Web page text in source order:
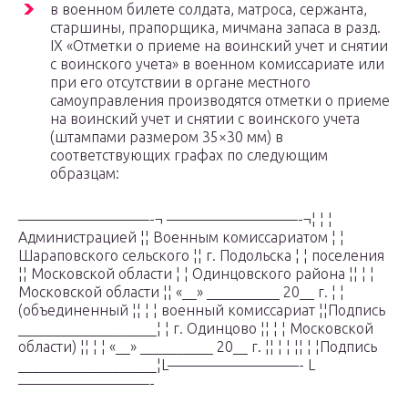
в военном билете солдата, матроса, сержанта,
старшины, прапорщика, мичмана запаса в разд.
IX «Отметки о приеме на воинский учет и снятии
с воинского учета» в военном комиссариате или
при его отсутствии в органе местного
самоуправления производятся отметки о приеме
на воинский учет и снятии с воинского учета
(штампами размером 35×30 мм) в
соответствующих графах по следующим
образцам:
—————————-¬ —————————-¬¦ ¦ ¦
Администрацией ¦¦ Военным комиссариатом ¦ ¦
Шараповского сельского ¦¦ г. Подольска ¦ ¦ поселения
¦¦ Московской области ¦ ¦ Одинцовского района ¦¦ ¦ ¦
Московской области ¦¦ «__» __________ 20__ г. ¦ ¦
(объединенный ¦¦ ¦ ¦ военный комиссариат ¦¦Подпись
___________________¦ ¦ г. Одинцово ¦¦ ¦ ¦ Московской
области) ¦¦ ¦ ¦ «__» __________ 20__ г. ¦¦ ¦ ¦ ¦¦ ¦ ¦Подпись
___________________¦L—————————- L
—————————-